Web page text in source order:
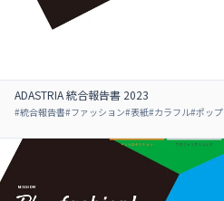
ADASTRIA 統合報告書 2023
#統合報告書#ファッション#表紙#カラフル#ポップ